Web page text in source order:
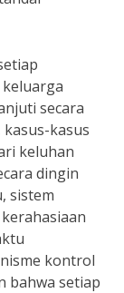
secara
kasus
keluhan
dingin
sistem
kontrol
bahwa setiap